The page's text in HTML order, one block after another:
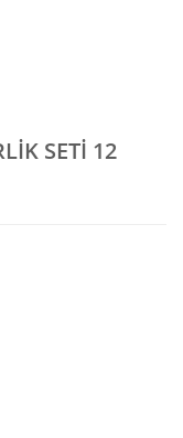
SETİ 12